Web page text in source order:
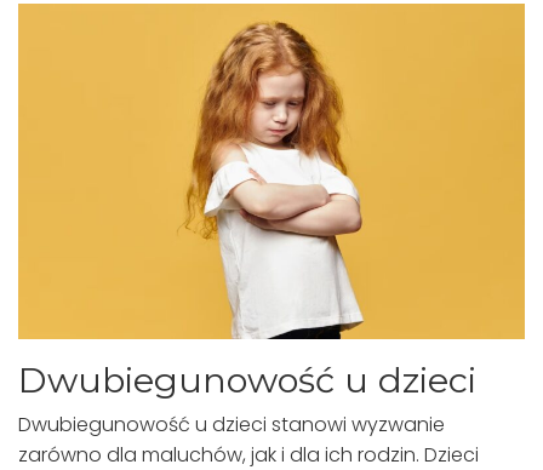
Dwubiegunowość u dzieci
Dwubiegunowość u dzieci stanowi wyzwanie
zarówno dla maluchów, jak i dla ich rodzin. Dzieci